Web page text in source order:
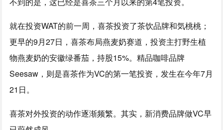
就在投资WAT的前一周，喜茶投资了茶饮品牌和気桃桃；
更早的9月27日，喜茶布局燕麦奶赛道，投资主打野生植
物燕麦奶的安徽绿番茄，持股15%。精品咖啡品牌
Seesaw，则是喜茶作为VC的第一笔投资，发生在今年7月
21日。
喜茶对外投资的动作逐渐频繁。其实，新消费品牌做VC早